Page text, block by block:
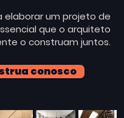
elaborar um projeto de
que o arquiteto
o construam juntos.
conosco